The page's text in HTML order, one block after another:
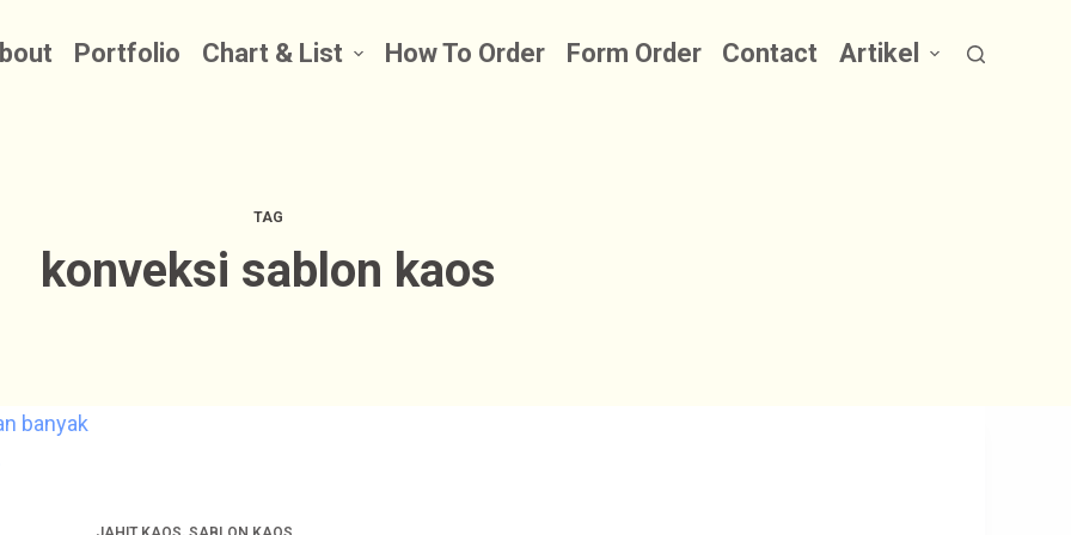
Portfolio Chart & List How To Order Form Order Contact Artikel
TAG
konveksi sablon kaos